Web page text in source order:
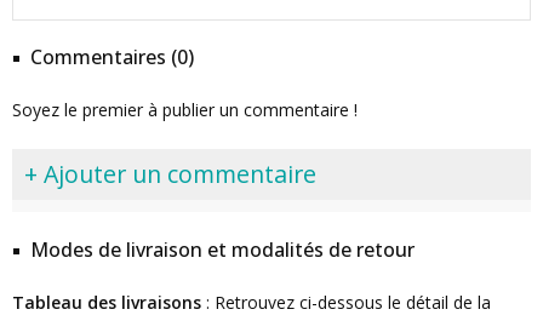
Commentaires (0)
Soyez le premier à publier un commentaire !
+ Ajouter un commentaire
Modes de livraison et modalités de retour
Tableau des livraisons : Retrouvez ci-dessous le détail de la